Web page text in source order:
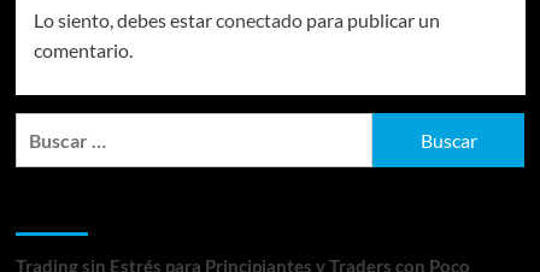
Lo siento, debes estarconectadopara publicar un
comentario.
Trading sin Estrés para Principiantes y Traders con Poco